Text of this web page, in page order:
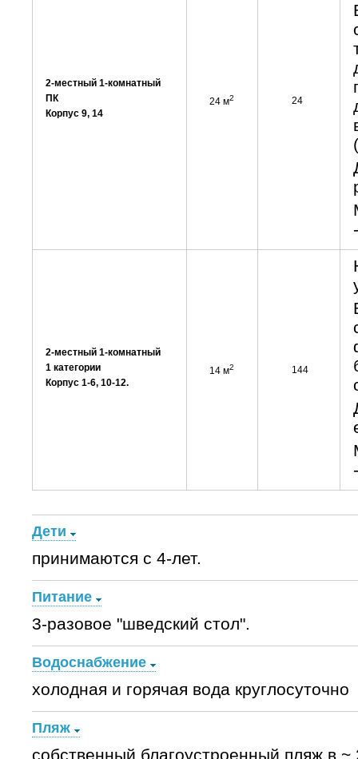
2-местный 1-комнатный
ПК
Корпус 9, 14
24 м2 24
2-местный 1-комнатный
1 категории
Корпус 1-6, 10-12.
14 м2 144
Дети
принимаются с 4-лет.
Питание
3-разовое "шведский стол".
Водоснабжение
холодная и горячая вода круглосуточно
Пляж
собственный благоустроенный пляж в ~